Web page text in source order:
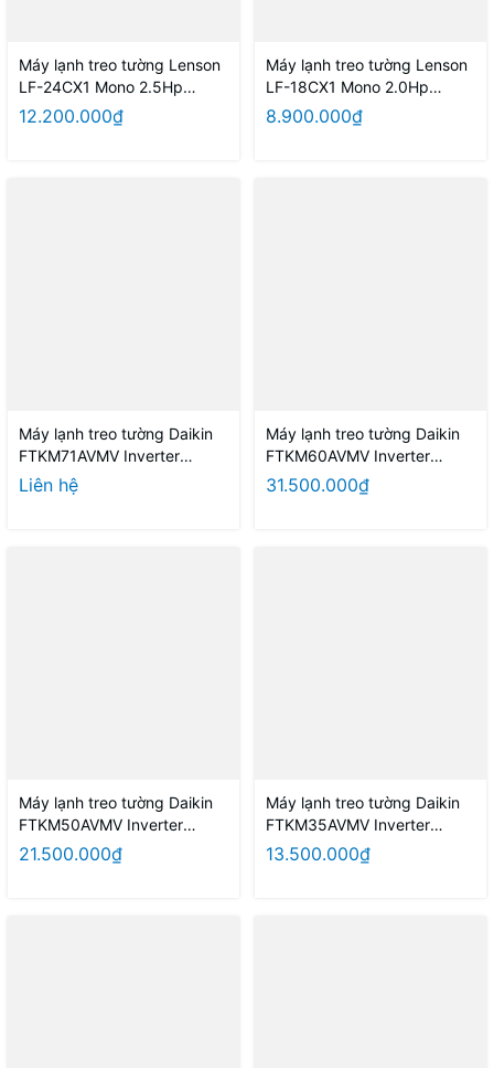
Máy lạnh treo tường Lenson
LF-24CX1 Mono 2.5Hp
Model 2026
12.200.000₫
Máy lạnh treo tường Lenson
LF-18CX1 Mono 2.0Hp
Model 2026
8.900.000₫
Máy lạnh treo tường Daikin
FTKM71AVMV Inverter
3.0HP Model 2026 - Thái
Liên hệ
Máy lạnh treo tường Daikin
FTKM60AVMV Inverter
2.5HP Model 2026
31.500.000₫
Máy lạnh treo tường Daikin
FTKM50AVMV Inverter
2.0HP Model 2026 ( Thái
21.500.000₫
Máy lạnh treo tường Daikin
FTKM35AVMV Inverter
1.5HP Model 2026 Thái Lan
13.500.000₫